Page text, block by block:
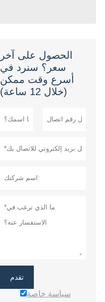
الحصول على آخر
سعر؟ سنرد في
أسرع وقت ممكن
(خلال 12 ساعة)
تقدم
سياسة خاصة